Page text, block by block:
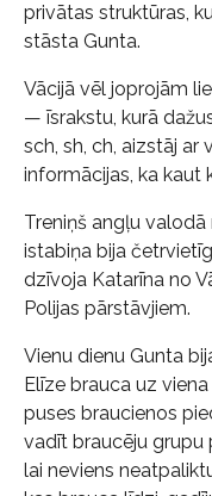
privātas struktūras,
stāsta Gunta.
Vācijā vēl joprojām
— īsrakstu, kurā
sch, sh, ch, aizstāj ar
informācijas, ka kaut
Treniņš angļu
istabiņa bija
dzīvoja Katarīna no
Polijas pārstāvjiem.
Vienu dienu Gunta
Elīze brauca uz
puses braucienos
vadīt braucēju grupu
lai neviens